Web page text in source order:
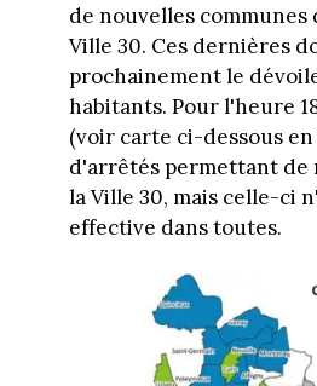
de nouvelles communes
Ville 30. Ces dernières
prochainement le
habitants. Pour l'heure
(voir carte ci-dessous
d'arrêtés permettant de
la Ville 30, mais celle-ci
effective dans toutes.